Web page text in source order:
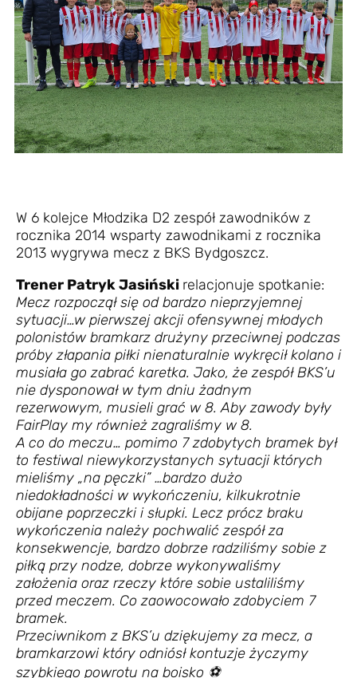
W 6 kolejce Młodzika D2 zespół zawodników z
rocznika 2014 wsparty zawodnikami z rocznika
2013 wygrywa mecz z BKS Bydgoszcz.
Trener Patryk Jasiński relacjonuje spotkanie:
Mecz rozpoczął się od bardzo nieprzyjemnej
sytuacji…w pierwszej akcji ofensywnej młodych
polonistów bramkarz drużyny przeciwnej podczas
próby złapania piłki nienaturalnie wykręcił kolano i
musiała go zabrać karetka. Jako, że zespół BKS’u
nie dysponował w tym dniu żadnym
rezerwowym, musieli grać w 8. Aby zawody były
FairPlay my również zagraliśmy w 8.
A co do meczu… pomimo 7 zdobytych bramek był
to festiwal niewykorzystanych sytuacji których
mieliśmy „na pęczki” …bardzo dużo
niedokładności w wykończeniu, kilkukrotnie
obijane poprzeczki i słupki. Lecz prócz braku
wykończenia należy pochwalić zespół za
konsekwencje, bardzo dobrze radziliśmy sobie z
piłką przy nodze, dobrze wykonywaliśmy
założenia oraz rzeczy które sobie ustaliliśmy
przed meczem. Co zaowocowało zdobyciem 7
bramek.
Przeciwnikom z BKS’u dziękujemy za mecz, a
bramkarzowi który odniósł kontuzje życzymy
szybkiego powrotu na boisko ⚽